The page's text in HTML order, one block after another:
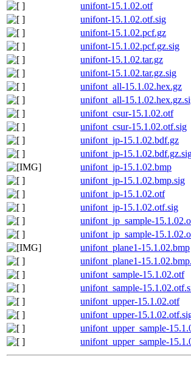
unifont-15.1.02.otf
unifont-15.1.02.otf.sig
unifont-15.1.02.pcf.gz
unifont-15.1.02.pcf.gz.sig
unifont-15.1.02.tar.gz
unifont-15.1.02.tar.gz.sig
unifont_all-15.1.02.hex.gz
unifont_all-
unifont_csur-15.1.02.otf
unifont_csur-15.1.02.otf.sig
unifont_jp-15.1.02.bdf.gz
unifont_jp-
unifont_jp-15.1.02.bmp
unifont_jp-15.1.02.bmp.sig
unifont_jp-15.1.02.otf
unifont_jp-15.1.02.otf.sig
unifont_jp_sample-
unifont_jp_sample-
unifont_plane1-15.1.02.bmp
unifont_plane1-
unifont_sample-15.1.02.otf
unifont_sample-
unifont_upper-15.1.02.otf
unifont_upper-
unifont_upper_sample-
unifont_upper_sample-